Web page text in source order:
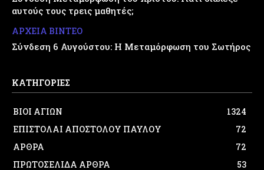
αυτούς τους τρεις μαθητές;
ΑΡΧΕΙΑ ΒΙΝΤΕΟ
Σύνδεση 6 Αυγούστου: Η Μεταμόρφωση του Σωτήρος
ΚΑΤΗΓΟΡΙΕΣ
ΒΙΟΙ ΑΓΙΩΝ
1324
ΕΠΙΣΤΟΛΑΙ ΑΠΟΣΤΟΛΟΥ ΠΑΥΛΟΥ
72
ΑΡΘΡΑ
72
ΠΡΩΤΟΣΕΛΙΔΑ ΑΡΘΡΑ
53